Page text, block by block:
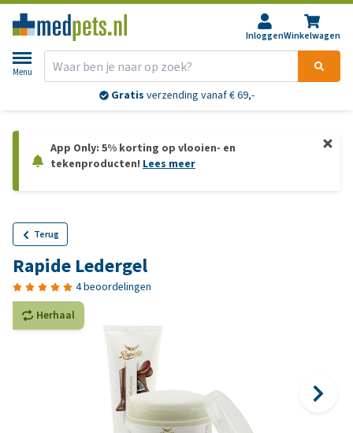
InloggenWinkelwagen
Menu
Gratis verzending vanaf € 69,-
App Only: 5% korting op vlooien- en
tekenproducten! Lees meer
Terug
Rapide Ledergel
4 beoordelingen
Herhaal